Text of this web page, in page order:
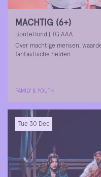
MACHTIG (6+)
BonteHond | TG.AAA
Over machtige mensen,
fantastische helden
FAMILY & YOUTH
Tue 30 Dec